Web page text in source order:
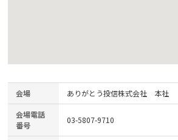
会場 ありがとう投信株式会社 本社
会場電話
番号
03-5807-9710